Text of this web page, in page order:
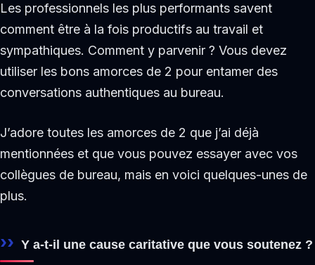
Les professionnels les plus performants savent
comment être à la fois productifs au travail et
sympathiques. Comment y parvenir ? Vous devez
utiliser les bons amorces de 2 pour entamer des
conversations authentiques au bureau.
J’adore toutes les amorces de 2 que j’ai déjà
mentionnées et que vous pouvez essayer avec vos
collègues de bureau, mais en voici quelques-unes de
plus.
Y a-t-il une cause caritative que vous soutenez ?